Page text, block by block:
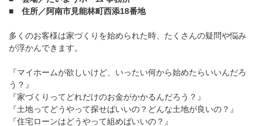
■ 住所／阿南市見能林町西添18番地
多くのお客様は家づくりを始められた時、たくさんの疑問や悩み
が浮かんできます。
『マイホームが欲しいけど、いったい何から始めたらいいんだろ
う？』
『家づくりってどれだけのお金がかかるんだろう？』
『土地ってどうやって探せばいいの？どんな土地が良いの？』
『住宅ローンはどうやって組めばいいの？』